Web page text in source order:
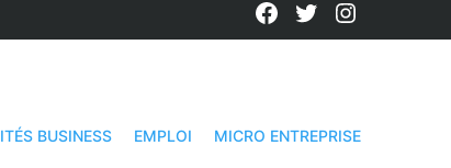
Facebook
Twitter
BUSINESS EMPLOI MICRO ENTREPRISE